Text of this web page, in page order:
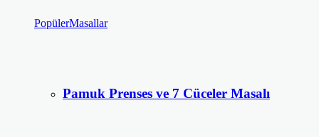
PopülerMasallar
Pamuk Prenses ve 7 Cüceler Masalı